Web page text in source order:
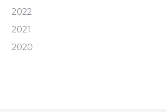
2022
2021
2020